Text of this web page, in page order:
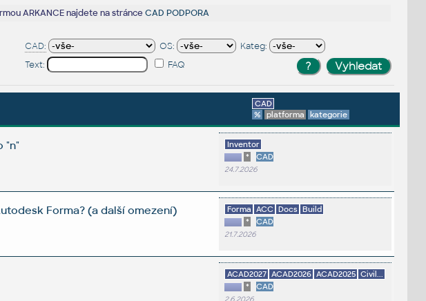
ARKANCE najdete na stránceCAD PODPORA
CAD: OS:
Kateg:
Text:
FAQ
CAD
%
platforma kategorie
"n"
Inventor
*
CAD
24.7.2026
Forma? (a další omezení) Forma ACC Docs Build
*
CAD
21.7.2026
ACAD2027 ACAD2026 ACAD2025 Civil...
*
CAD